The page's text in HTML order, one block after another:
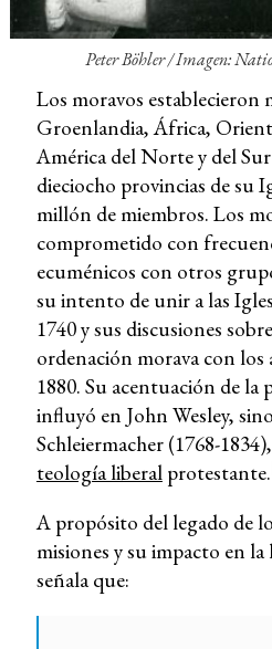
Peter Böhler/ Imagen:
Los moravos establecieron
Groenlandia, África,
América del Norte y del
dieciocho provincias de su
millón de miembros. Los
comprometido con
ecuménicos con otros
su intento de unir a las
1740 y sus discusiones
ordenación morava con los
1880. Su acentuación de la
influyó en John Wesley,
Schleiermacher (1768-
teología liberalprotestante.
A propósito del legado de
misiones y su impacto en
señala que: